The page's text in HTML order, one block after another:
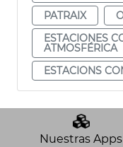
PATRAIX
ESTACIONES
ATMOSFÉRICA
ESTACIONS
Nuestras Apps